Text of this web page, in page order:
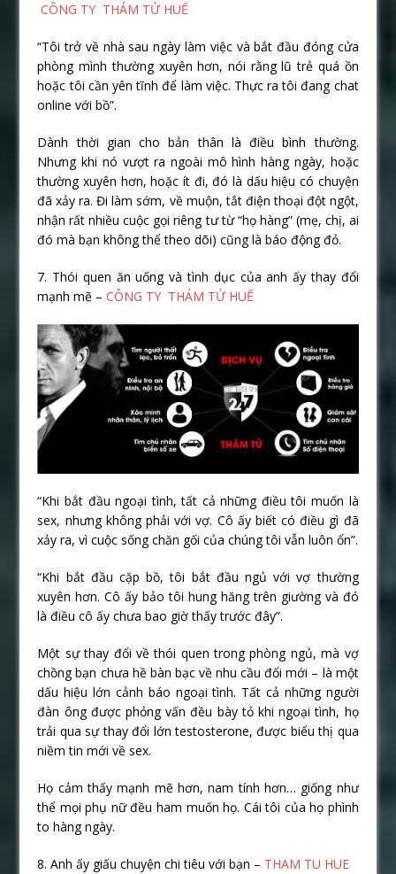
CÔNG TY THÁM TỬ HUẾ
“Tôi trở về nhà sau ngày làm việc và bắt đầu đóng cửa
phòng mình thường xuyên hơn, nói rằng lũ trẻ quá ồn
hoặc tôi cần yên tĩnh để làm việc. Thực ra tôi đang chat
online với bồ”.
Dành thời gian cho bản thân là điều bình thường.
Nhưng khi nó vượt ra ngoài mô hình hàng ngày, hoặc
thường xuyên hơn, hoặc ít đi, đó là dấu hiệu có chuyện
đã xảy ra. Đi làm sớm, về muộn, tắt điện thoại đột ngột,
nhận rất nhiều cuộc gọi riêng tư từ “họ hàng” (mẹ, chị, ai
đó mà bạn không thể theo dõi) cũng là báo động đỏ.
7. Thói quen ăn uống và tình dục của anh ấy thay đổi
mạnh mẽ –CÔNG TY THÁM TỬ HUẾ
“Khi bắt đầu ngoại tình, tất cả những điều tôi muốn là
sex, nhưng không phải với vợ. Cô ấy biết có điều gì đã
xảy ra, vì cuộc sống chăn gối của chúng tôi vẫn luôn ổn”.
“Khi bắt đầu cặp bồ, tôi bắt đầu ngủ với vợ thường
xuyên hơn. Cô ấy bảo tôi hung hăng trên giường và đó
là điều cô ấy chưa bao giờ thấy trước đây”.
Một sự thay đổi về thói quen trong phòng ngủ, mà vợ
chồng bạn chưa hề bàn bạc về nhu cầu đổi mới – là một
dấu hiệu lớn cảnh báo ngoại tình. Tất cả những người
đàn ông được phỏng vấn đều bày tỏ khi ngoại tình, họ
trải qua sự thay đổi lớn testosterone, được biểu thị qua
niềm tin mới về sex.
Họ cảm thấy mạnh mẽ hơn, nam tính hơn… giống như
thể mọi phụ nữ đều ham muốn họ. Cái tôi của họ phình
to hàng ngày.
8. Anh ấy giấu chuyện chi tiêu với bạn – THAM TU HUE